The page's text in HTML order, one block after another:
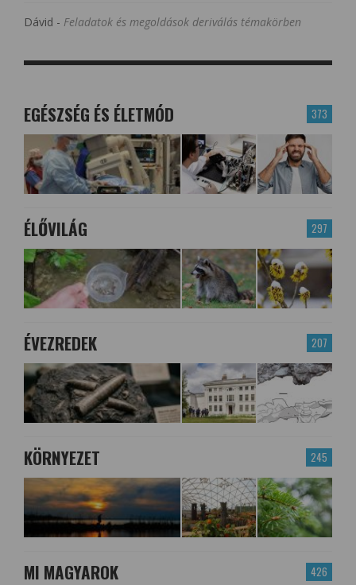
Dávid - Feladatok és megoldások deriválás témakörben
373
EGÉSZSÉG ÉS ÉLETMÓD
297
ÉLŐVILÁG
207
ÉVEZREDEK
245
KÖRNYEZET
426
MI MAGYAROK